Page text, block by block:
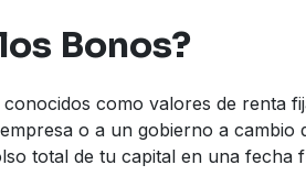
Bonos?
como valores de renta
o a un gobierno a cambio
total de tu capital en una fecha